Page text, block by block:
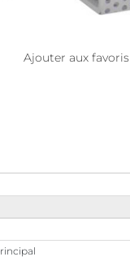
Ajouter aux favoris